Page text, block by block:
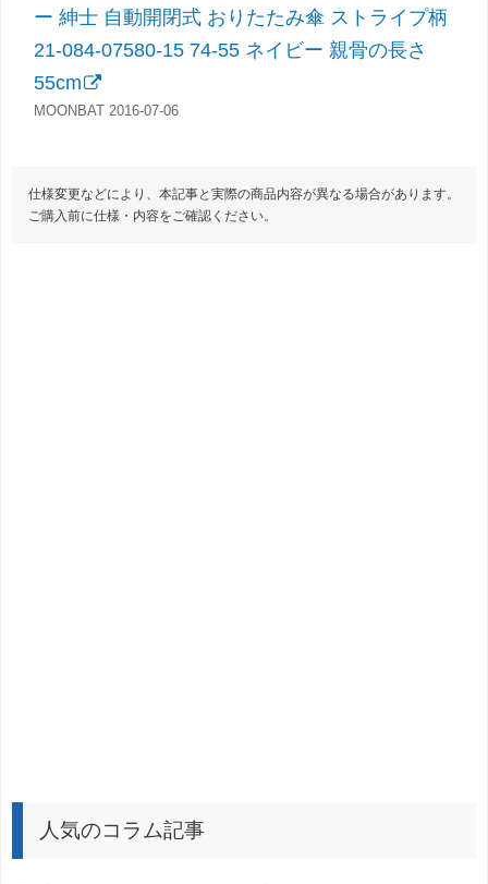
ー 紳士 自動開閉式 おりたたみ傘 ストライプ柄
21-084-07580-15 74-55 ネイビー 親骨の長さ
55cm
MOONBAT 2016-07-06
仕様変更などにより、本記事と実際の商品内容が異なる場合があります。
ご購入前に仕様・内容をご確認ください。
人気のコラム記事